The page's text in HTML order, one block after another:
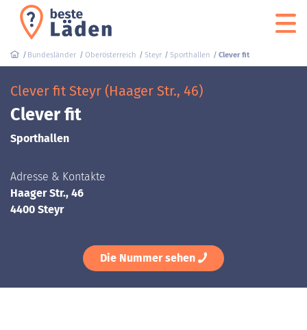
Bundesländer Oberösterreich Steyr Sporthallen Clever fit
Clever fit Steyr (Haager Str., 46)
Clever fit
Sporthallen
Adresse & Kontakte
Haager Str., 46
4400 Steyr
Die Nummer sehen